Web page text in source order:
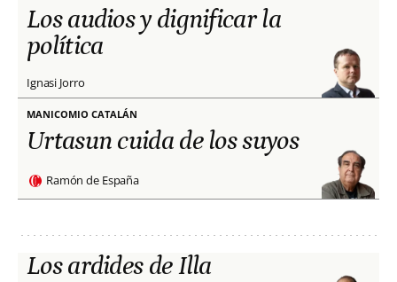
Los audios y dignificar la
política
Ignasi Jorro
MANICOMIO CATALÁN
Urtasun cuida de los suyos
Ramón de España
Los ardides de Illa